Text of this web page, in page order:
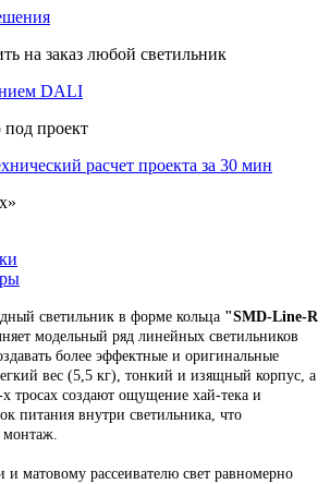
на заказ любой светильник
DALI
проект
расчет проекта за 30 мин
светильник в форме кольца "SMD-Line-R
модельный ряд линейных светильников
более эффектные и оригинальные
вес (5,5 кг), тонкий и изящный корпус, а
тросах создают ощущение хай-тека и
питания внутри светильника, что
монтаж.
и матовому рассеивателю свет равномерно